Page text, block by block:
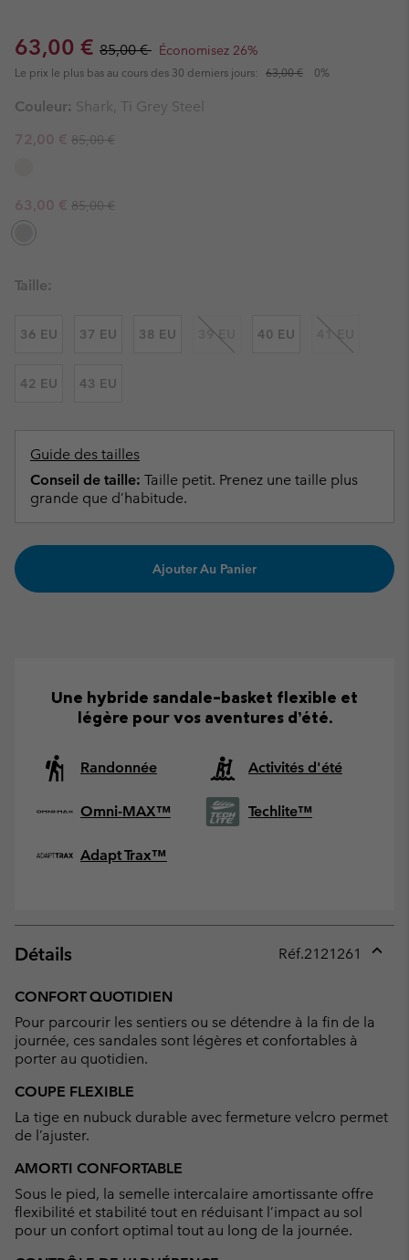
Sale price:
63,00 € Regular price:
85,00 € Économisez 26%
Le prix le plus bas au cours des 30 derniers jours: 63,00 € 0%
Couleur: Shark, Ti Grey Steel
Sale price:
72,00 € Regular price:
85,00 €
Sale price:
63,00 € Regular price:
85,00 €
Taille:
36 EU 37 EU 38 EU 39 EU 40 EU 41 EU
42 EU 43 EU
Guide des tailles
Conseil de taille: Taille petit. Prenez une taille plus
grande que d’habitude.
Ajouter Au Panier
Une hybride sandale-basket flexible et
légère pour vos aventures d’été.
Randonnée Activités d'été
Omni-MAX™ Techlite™
Adapt Trax™
Détails Réf.2121261
CONFORT QUOTIDIEN
Pour parcourir les sentiers ou se détendre à la fin de la
journée, ces sandales sont légères et confortables à
porter au quotidien.
COUPE FLEXIBLE
La tige en nubuck durable avec fermeture velcro permet
de l’ajuster.
AMORTI CONFORTABLE
Sous le pied, la semelle intercalaire amortissante offre
flexibilité et stabilité tout en réduisant l’impact au sol
pour un confort optimal tout au long de la journée.